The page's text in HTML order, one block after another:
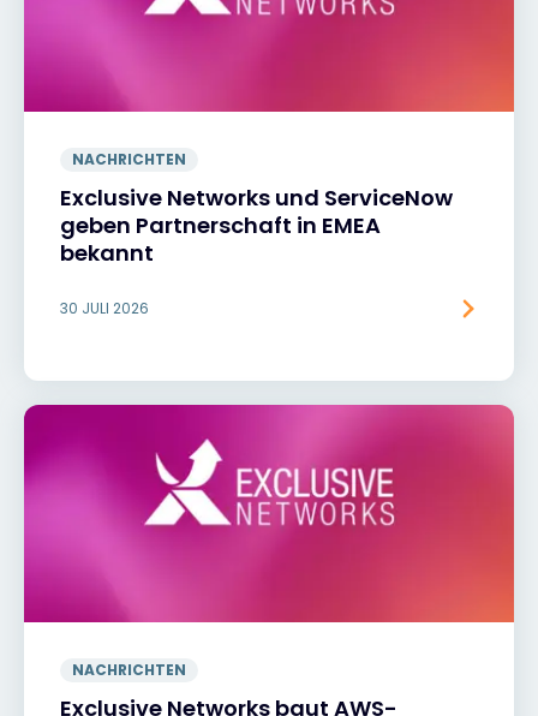
NACHRICHTEN
Exclusive Networks und ServiceNow
geben Partnerschaft in EMEA
bekannt
30 JULI 2026
NACHRICHTEN
Exclusive Networks baut AWS-